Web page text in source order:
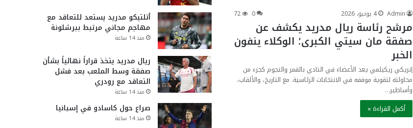
Admin 4 يونيو، 2026 0
72
مرشح رئاسة ريال مدريد يكشف عن
صفقة مان سيتي الكبرى؛ الوكلاء ينفون
الخبر
إنريكي ريكيلمي يعد الأعضاء في النادي بالقمر والنجوم كجزء من
محاولته لتقوية موقفه في الانتخابات الرئاسية. مع التاريخ، والألقاب،
وأساطير…
أكمل القراءة »
أتلتيكو مدريد يستعد للتعاقد مع
مهاجم مجاني مرتبط ببرشلونة
منذ 14 ساعة
ريال مدريد يتخذ قراراً نهائياً بشأن
صفقة وسط الملعب بعد فشل
التعاقد مع رودري
منذ 14 ساعة
صراع حول كاسادو في إسبانيا
منذ 14 ساعة